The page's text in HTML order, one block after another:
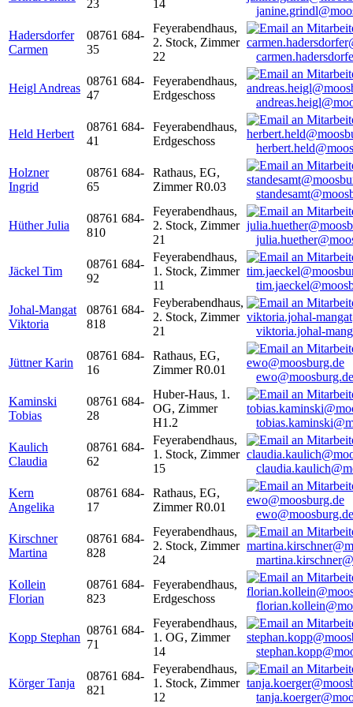
23 14
Hadersdorfer
Carmen
08761 684-
35
Feyerabendhaus,
2. Stock, Zimmer
22
Heigl Andreas
08761 684-
47
Feyerabendhaus,
Erdgeschoss
Held Herbert
08761 684-
41
Feyerabendhaus,
Erdgeschoss
Holzner
Ingrid
08761 684-
65
Rathaus, EG,
Zimmer R0.03
Hüther Julia
08761 684-
810
Feyerabendhaus,
2. Stock, Zimmer
21
Jäckel Tim
08761 684-
92
Feyerabendhaus,
1. Stock, Zimmer
11
Johal-Mangat
Viktoria
08761 684-
818
Feyberabendhaus,
2. Stock, Zimmer
21
viktoria.johal-
Jüttner Karin
08761 684-
16
Rathaus, EG,
Zimmer R0.01
ewo@moosburg.de
Kaminski
Tobias
08761 684-
28
Huber-Haus, 1.
OG, Zimmer
H1.2
Kaulich
Claudia
08761 684-
62
Feyerabendhaus,
1. Stock, Zimmer
15
Kern
Angelika
08761 684-
17
Rathaus, EG,
Zimmer R0.01
ewo@moosburg.de
Kirschner
Martina
08761 684-
828
Feyerabendhaus,
2. Stock, Zimmer
24
Kollein
Florian
08761 684-
823
Feyerabendhaus,
Erdgeschoss
Kopp Stephan
08761 684-
71
Feyerabendhaus,
1. OG, Zimmer
14
Körger Tanja
08761 684-
821
Feyerabendhaus,
1. Stock, Zimmer
12